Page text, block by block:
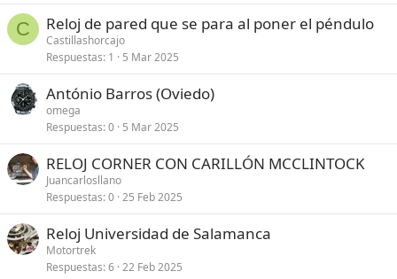
C Reloj de pared que se para al poner el péndulo
Castillashorcajo
Respuestas 1 5 Mar 2025
António Barros (Oviedo)
omega
Respuestas 0 5 Mar 2025
RELOJ CORNER CON CARILLÓN MCCLINTOCK
Juancarlosllano
Respuestas 0 25 Feb 2025
Reloj Universidad de Salamanca
Motortrek
Respuestas 6 22 Feb 2025